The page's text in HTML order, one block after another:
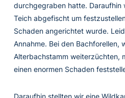
durchgegraben hatte. Daraufhin
Teich abgefischt um
Schaden angerichtet wurde.
Annahme. Bei den Bachforellen,
Alterbachstamm weiterzüchten,
einen enormen Schaden
Daraufhin stellten wir eine